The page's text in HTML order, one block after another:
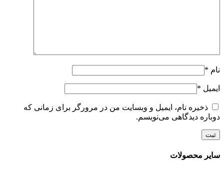
نام *
ایمیل *
ذخیره نام، ایمیل و وبسایت من در مرورگر برای زمانی که
دوباره دیدگاهی می‌نویسم.
سایر محصولات